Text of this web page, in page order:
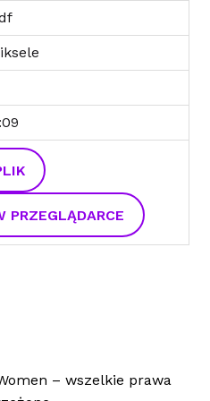
PRZEGLĄDARCE
– wszelkie prawa